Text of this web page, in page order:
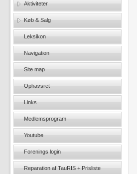
Aktiviteter
Køb & Salg
Leksikon
Navigation
Site map
Ophavsret
Links
Medlemsprogram
Youtube
Forenings login
Reparation af TauRIS + Prisliste